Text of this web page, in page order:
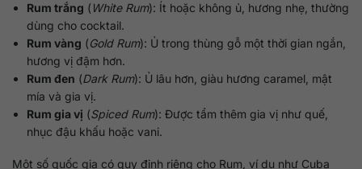
Rum trắng ( White Rum): Ít hoặc không ủ, hương nhẹ, thường
dùng cho cocktail.
Rum vàng (Gold Rum): Ủ trong thùng gỗ một thời gian ngắn,
hương vị đậm hơn.
Rum đen (Dark Rum): Ủ lâu hơn, giàu hương caramel, mật
mía và gia vị.
Rum gia vị (Spiced Rum): Được tẩm thêm gia vị như quế,
nhục đậu khấu hoặc vani.
Một số quốc gia có quy định riêng cho Rum, ví dụ như Cuba